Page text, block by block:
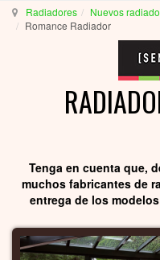
Radiadores
Nuevos
Romance Radiador
Tenga en cuenta que,
muchos fabricantes de
entrega de los